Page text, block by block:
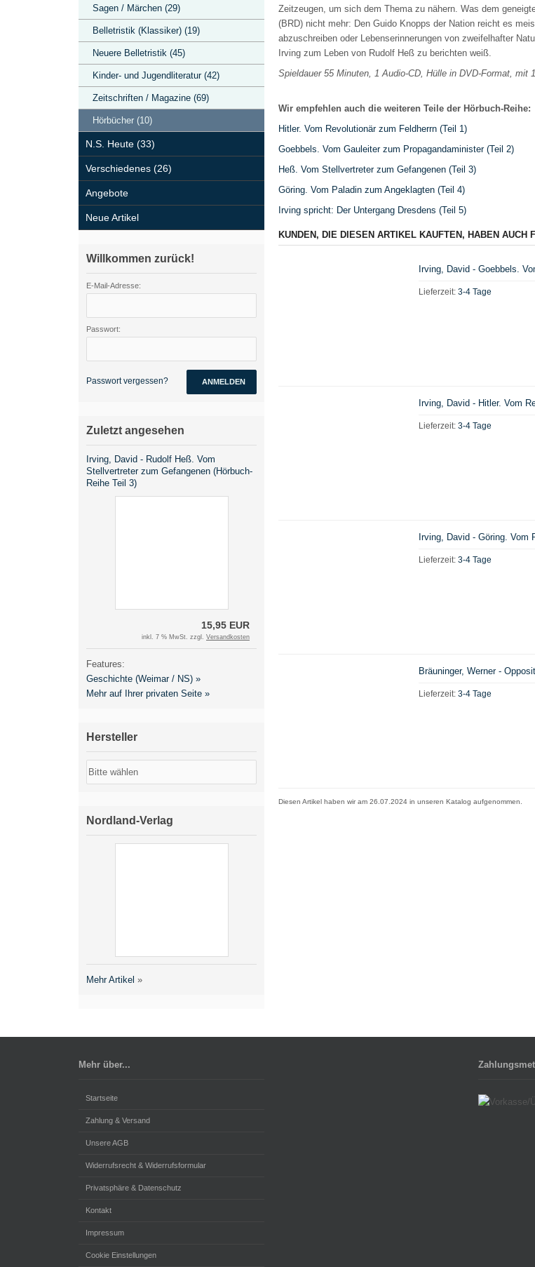
Zeitzeugen, um sich dem Thema zu nähern. Was dem
(BRD) nicht mehr: Den Guido Knopps der Nation reicht es
abzuschreiben oder Lebenserinnerungen von zweifelhafter
Irving zum Leben von Rudolf Heß zu berichten weiß.
Spieldauer 55 Minuten, 1 Audio-CD, Hülle in DVD-Format, mit
Wir empfehlen auch die weiteren Teile der Hörbuch-Reihe:
Hitler. Vom Revolutionär zum Feldherrn (Teil 1)
Goebbels. Vom Gauleiter zum Propagandaminister (Teil 2)
Heß. Vom Stellvertreter zum Gefangenen (Teil 3)
Göring. Vom Paladin zum Angeklagten (Teil 4)
Irving spricht: Der Untergang Dresdens (Teil 5)
KUNDEN, DIE DIESEN ARTIKEL KAUFTEN, HABEN AUCH
Irving, David - Goebbels.
Lieferzeit:3-4 Tage
Irving, David - Hitler. Vom
Lieferzeit:3-4 Tage
Irving, David - Göring. Vom
Lieferzeit:3-4 Tage
Bräuninger, Werner -
Lieferzeit:3-4 Tage
Diesen Artikel haben wir am 26.07.2024 in unseren Katalog aufgenommen.
Sagen / Märchen (29)
Belletristik (Klassiker) (19)
Neuere Belletristik (45)
Kinder- und Jugendliteratur (42)
Zeitschriften / Magazine (69)
Hörbücher (10)
N.S. Heute (33)
Verschiedenes (26)
Angebote
Neue Artikel
Willkommen zurück!
E-Mail-Adresse:
Passwort:
Passwort vergessen? ANMELDEN
Zuletzt angesehen
Irving, David - Rudolf Heß. Vom
Stellvertreter zum Gefangenen (Hörbuch-
Reihe Teil 3)
15,95 EUR
inkl. 7 % MwSt. zzgl. Versandkosten
Features:
Geschichte (Weimar / NS) »
Mehr auf Ihrer privaten Seite »
Hersteller
Nordland-Verlag
Mehr Artikel »
Mehr über...
Startseite
Zahlung & Versand
Unsere AGB
Widerrufsrecht & Widerrufsformular
Privatsphäre & Datenschutz
Kontakt
Impressum
Cookie Einstellungen